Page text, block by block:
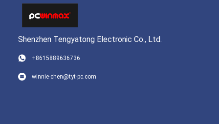
Shenzhen Tengyatong Electronic Co., Ltd.
+8615889636736
winnie-chen@tyt-pc.com